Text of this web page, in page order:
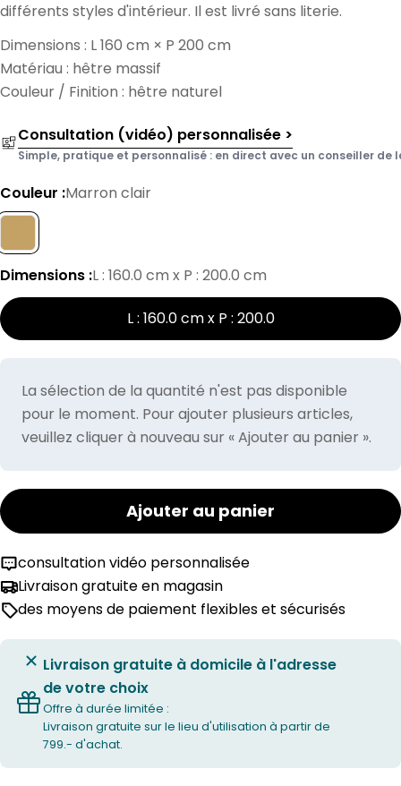
différents styles d'intérieur. Il est livré sans literie.
Dimensions : L 160 cm × P 200 cm
Matériau : hêtre massif
Couleur / Finition : hêtre naturel
Consultation (vidéo) personnalisée >
Simple, pratique et personnalisé : en direct avec un conseiller de
Couleur :Marron clair
Dimensions :L : 160.0 cm x P : 200.0 cm
L : 160.0 cm x P : 200.0
La sélection de la quantité n'est pas disponible
pour le moment. Pour ajouter plusieurs articles,
veuillez cliquer à nouveau sur « Ajouter au panier ».
Ajouter au panier
consultation vidéo personnalisée
Livraison gratuite en magasin
des moyens de paiement flexibles et sécurisés
Livraison gratuite à domicile à l'adresse
de votre choix
Offre à durée limitée :
Livraison gratuite sur le lieu d'utilisation à partir de
799.- d'achat.